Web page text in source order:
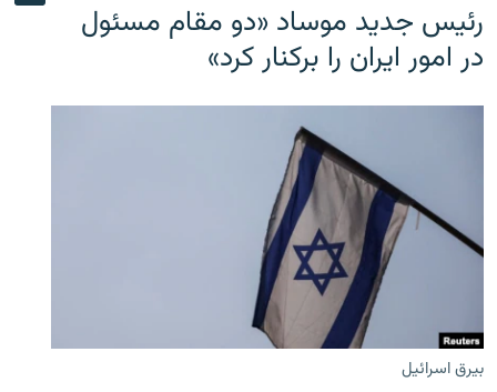
رئیس جدید موساد «دو مقام مسئول
در امور ایران را برکنار کرد»
بیرق اسرائیل